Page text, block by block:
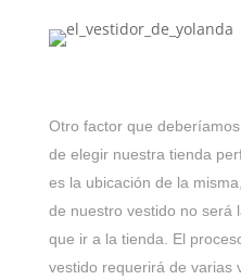
Otro factor que
de elegir nuestra tienda
es la ubicación de la
de nuestro vestido no será
que ir a la tienda. El
vestido requerirá de varias